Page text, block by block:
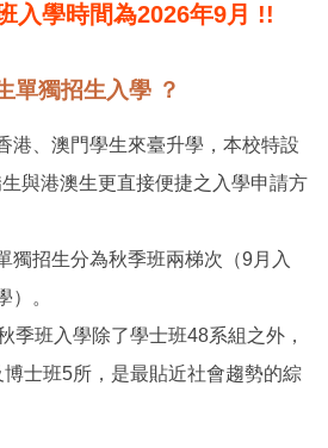
入學時間為2026年9月 !!
單獨招生入學 ？
港、澳門學生來臺升學，本校特設
與港澳生更直接便捷之入學申請方
獨招生分為秋季班兩梯次（9月入
）。
季班入學除了學士班48系組之外，
士班5所，是最貼近社會趨勢的綜